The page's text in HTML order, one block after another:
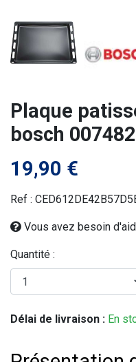
Plaque
bosch
19,90 €
Ref :
Vous avez besoin
Quantité :
Délai de livraison : En